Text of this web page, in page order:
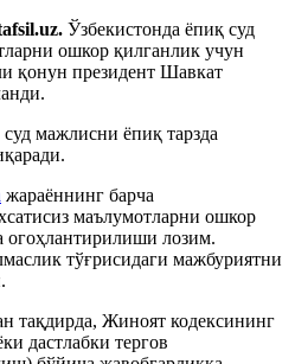
Ўзбекистонда ёпиқ суд
ошкор қилганлик учун
қонун президент Шавкат
суд мажлисни ёпиқ тарзда
жараённинг барча
маълумотларни ошкор
лозим.
тўғрисидаги мажбуриятни
тақдирда, Жиноят кодексининг
дастлабки тергов